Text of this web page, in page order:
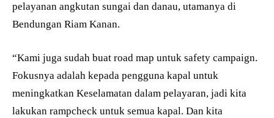
pelayanan angkutan sungai dan danau, utamanya di
Bendungan Riam Kanan.
“Kami juga sudah buat road map untuk safety campaign.
Fokusnya adalah kepada pengguna kapal untuk
meningkatkan Keselamatan dalam pelayaran, jadi kita
lakukan rampcheck untuk semua kapal. Dan kita